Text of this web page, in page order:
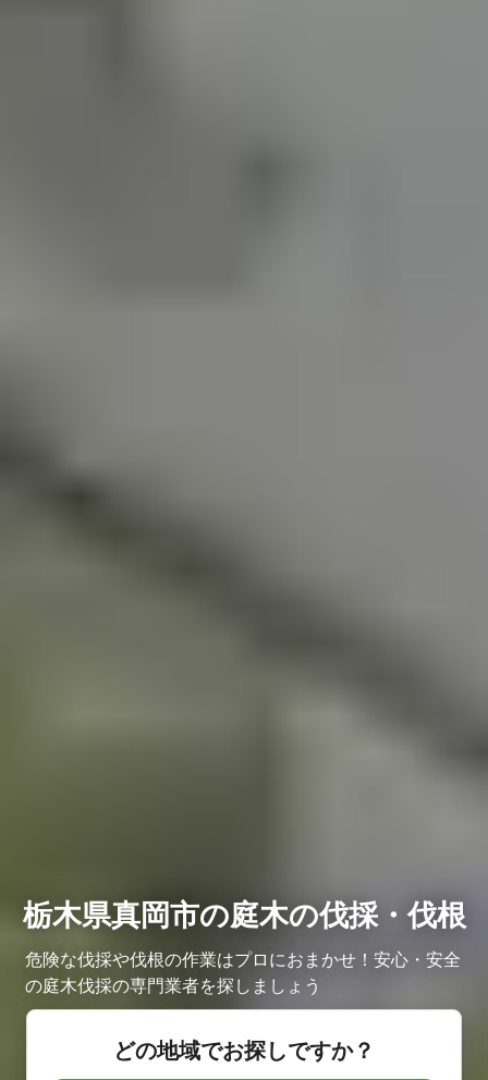
栃木県真岡市の庭木の伐採・伐根
危険な伐採や伐根の作業はプロにおまかせ！安心・安全
の庭木伐採の専門業者を探しましょう
どの地域でお探しですか？